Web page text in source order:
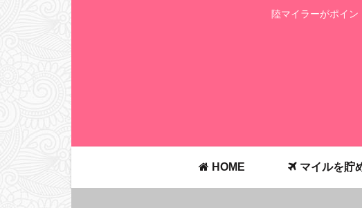
陸マイラーがポイ
HOME マイルを貯